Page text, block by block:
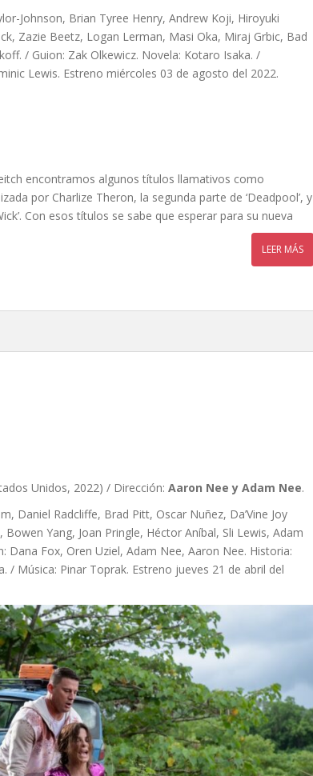
Johnson, Brian Tyree Henry, Andrew Koji, Hiroyuki
Zazie Beetz, Logan Lerman, Masi Oka, Miraj Grbic, Bad
/ Guion: Zak Olkewicz. Novela: Kotaro Isaka. /
Lewis. Estreno miércoles 03 de agosto del 2022.
encontramos algunos títulos llamativos como
por Charlize Theron, la segunda parte de ‘Deadpool’, y
Con esos títulos se sabe que esperar para su nueva
LEER MÁS
Unidos, 2022) / Dirección: Aaron Nee y Adam Nee.
Daniel Radcliffe, Brad Pitt, Oscar Nuñez, Da’Vine Joy
Yang, Joan Pringle, Héctor Aníbal, Sli Lewis, Adam
Dana Fox, Oren Uziel, Adam Nee, Aaron Nee. Historia:
/ Música: Pinar Toprak. Estreno jueves 21 de abril del